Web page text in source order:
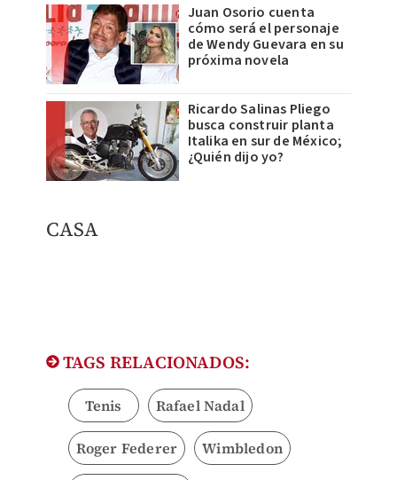
Juan Osorio cuenta
cómo será el personaje
de Wendy Guevara en su
próxima novela
Ricardo Salinas Pliego
busca construir planta
Italika en sur de México;
¿Quién dijo yo?
CASA
TAGS RELACIONADOS:
Tenis Rafael Nadal
Roger Federer Wimbledon